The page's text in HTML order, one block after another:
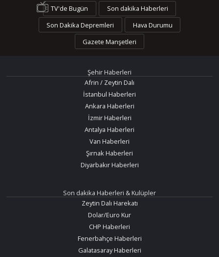
TV'de Bugün
Son dakika Haberleri
Son Dakika Depremleri
Hava Durumu
Gazete Manşetleri
Şehir Haberleri
Afrin / Zeytin Dalı
İstanbul Haberleri
Ankara Haberleri
İzmir Haberleri
Antalya Haberleri
Van Haberleri
Şırnak Haberleri
Diyarbakır Haberleri
Son dakika Haberleri & Kulüpler
Zeytin Dalı Harekatı
Dolar/Euro Kur
CHP Haberleri
Fenerbahçe Haberleri
Galatasaray Haberleri